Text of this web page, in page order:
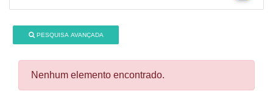
PESQUISA AVANÇADA
Nenhum elemento encontrado.